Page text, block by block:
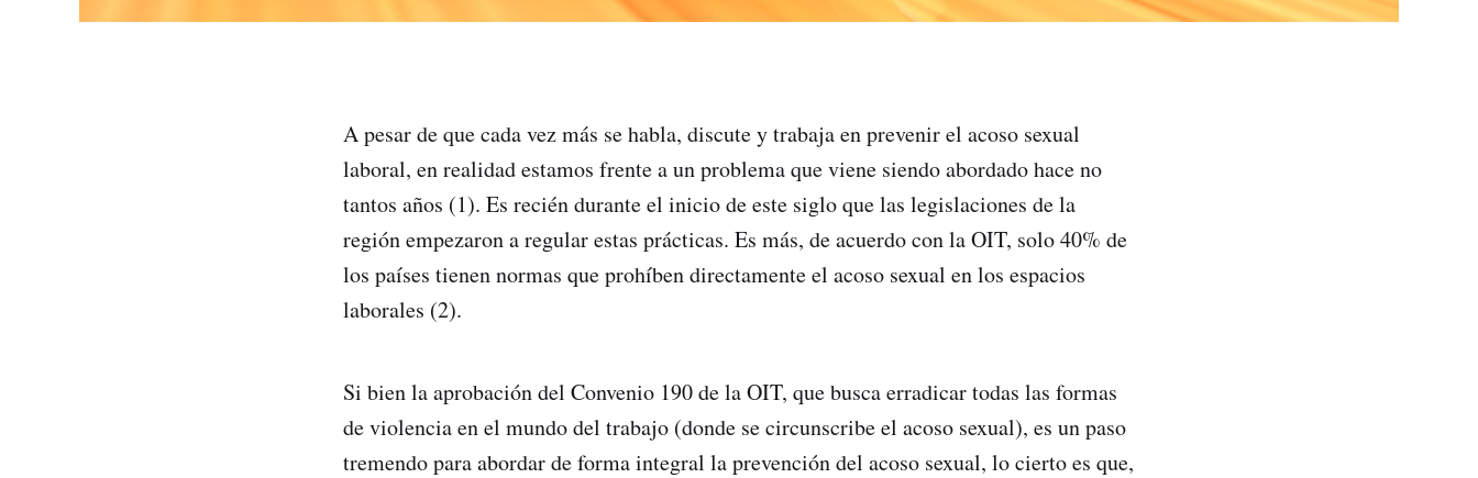
A pesar de que cada vez más se habla, discute y trabaja en prevenir el acoso sexual
laboral, en realidad estamos frente a un problema que viene siendo abordado hace no
tantos años (1). Es recién durante el inicio de este siglo que las legislaciones de la
región empezaron a regular estas prácticas. Es más, de acuerdo con la OIT, solo 40% de
los países tienen normas que prohíben directamente el acoso sexual en los espacios
laborales (2).
Si bien la aprobación del Convenio 190 de la OIT, que busca erradicar todas las formas
de violencia en el mundo del trabajo (donde se circunscribe el acoso sexual), es un paso
tremendo para abordar de forma integral la prevención del acoso sexual, lo cierto es que,